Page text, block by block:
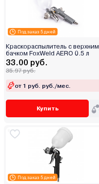
Под заказ 5 дней
Краскораспылитель с верхним
бачком FoxWeld AERO 0.5 л
33.00 руб.
35.97 руб.
от 1 руб. руб./мес.
Купить
Под заказ 5 дней